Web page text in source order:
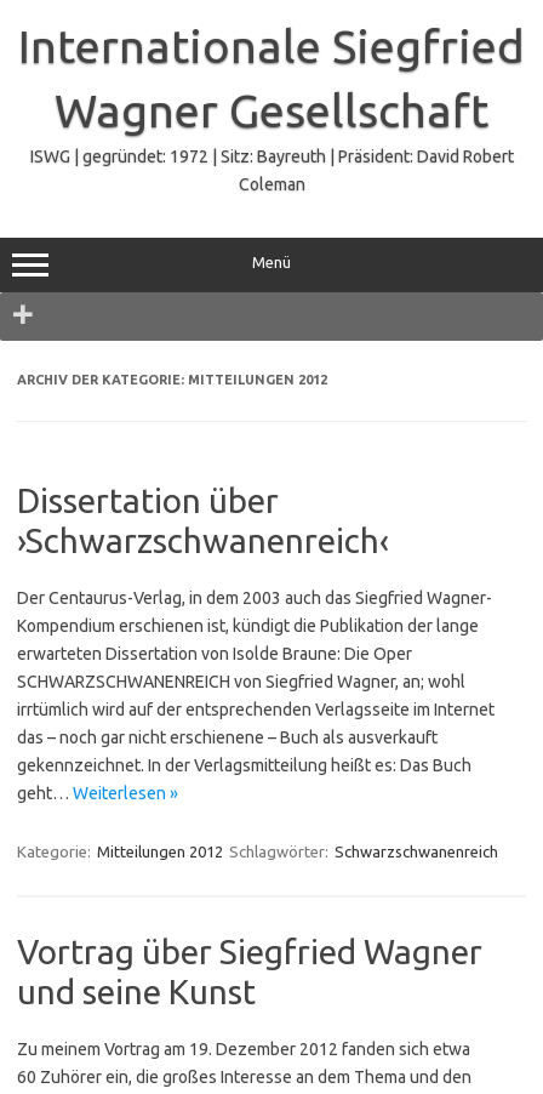
springen
Internationale Siegfried
Wagner Gesellschaft
ISWG | gegründet: 1972 | Sitz: Bayreuth | Präsident: David Robert
Coleman
Menü
ARCHIV DER KATEGORIE: MITTEILUNGEN 2012
Dissertation über
›Schwarzschwanenreich‹
Der Centaurus-Verlag, in dem 2003 auch das Siegfried Wagner-
Kompendium erschienen ist, kündigt die Publikation der lange
erwarteten Dissertation von Isolde Braune: Die Oper
SCHWARZSCHWANENREICH von Siegfried Wagner, an; wohl
irrtümlich wird auf der entsprechenden Verlagsseite im Internet
das – noch gar nicht erschienene – Buch als ausverkauft
gekennzeichnet. In der Verlagsmitteilung heißt es: Das Buch
geht… Weiterlesen »
Kategorie: Mitteilungen 2012 Schlagwörter: Schwarzschwanenreich
Vortrag über Siegfried Wagner
und seine Kunst
Zu meinem Vortrag am 19. Dezember 2012 fanden sich etwa
60 Zuhörer ein, die großes Interesse an dem Thema und den